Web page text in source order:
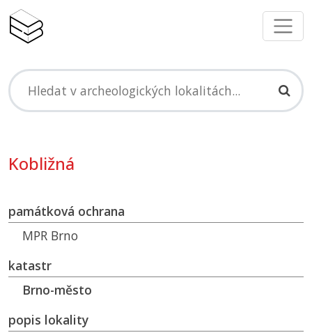
Kobližná
památková ochrana
MPR Brno
katastr
Brno-město
popis lokality